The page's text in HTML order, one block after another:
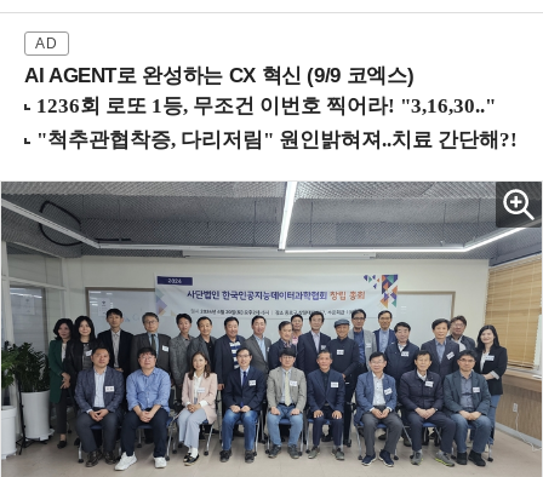
AI AGENT로 완성하는 CX 혁신 (9/9 코엑스)